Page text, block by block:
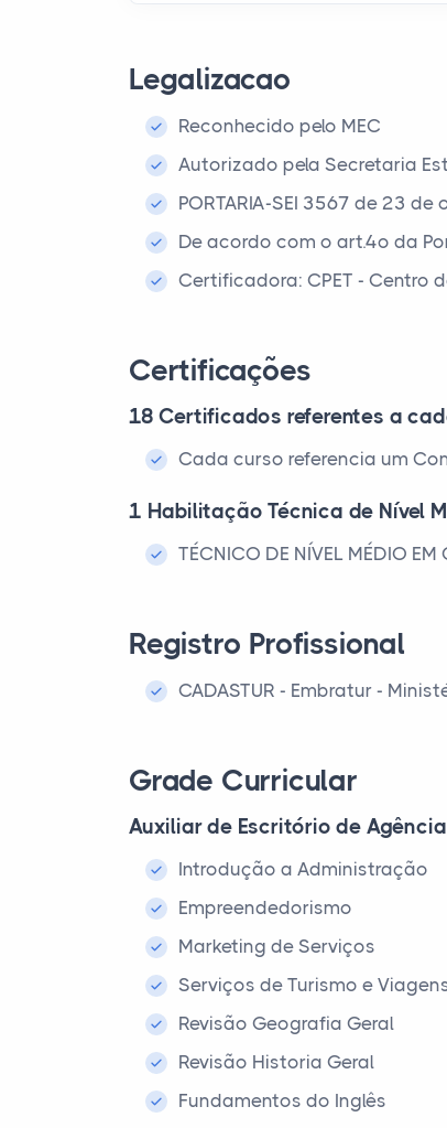
Legalizacao
Reconhecido pelo MEC
Autorizado pela Secretaria
PORTARIA-SEI 3567 de 23
De acordo com o art.4º da
Certificadora: CPET - Centro
Certificações
18 Certificados referentes a
Cada curso referencia um
1 Habilitação Técnica de Nível
TÉCNICO DE NÍVEL MÉDIO EM
Registro Profissional
CADASTUR - Embratur -
Grade Curricular
Auxiliar de Escritório de
Introdução a Administração
Empreendedorismo
Marketing de Serviços
Serviços de Turismo e
Revisão Geografia Geral
Revisão Historia Geral
Fundamentos do Inglês